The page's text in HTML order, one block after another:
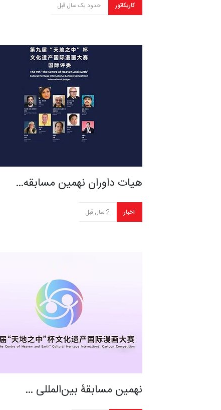
کاریکاتور حدود یک سال قبل
هیات داوران نهمین مسابقه…
اخبار 2 سال قبل
نهمین مسابقۀ بین‌المللی …